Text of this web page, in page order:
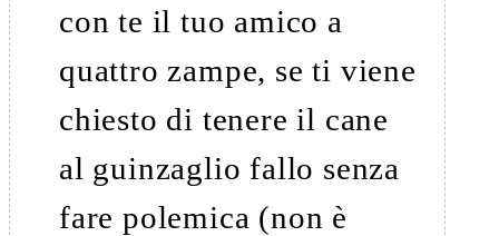
con te il tuo amico a
quattro zampe, se ti viene
chiesto di tenere il cane
al guinzaglio fallo senza
fare polemica (non è